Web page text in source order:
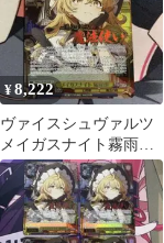
¥8,222
ヴァイスシュヴァルツ
メイガスナイト霧雨魔
理沙 SR